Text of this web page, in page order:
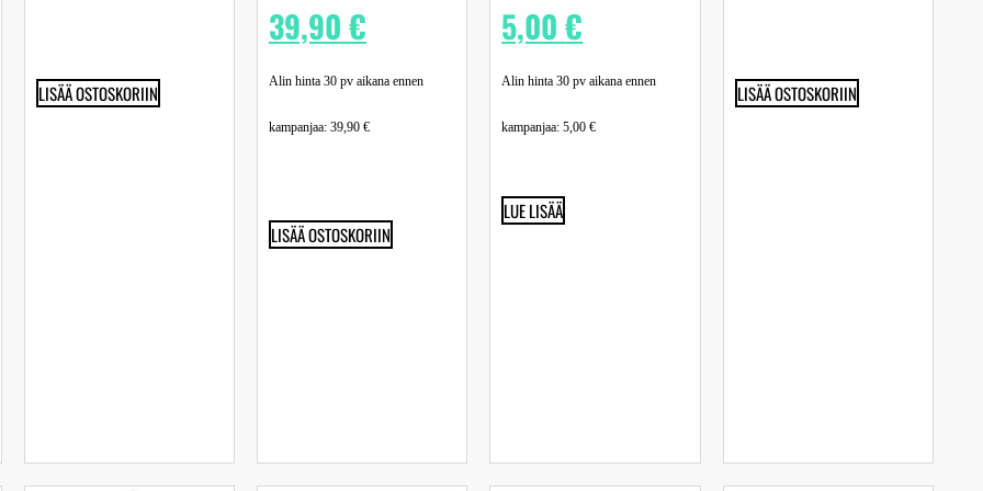
LISÄÄ OSTOSKORIIN
39,90€
Alin hinta 30 pv aikana ennen
kampanjaa: 39,90 €
LISÄÄ OSTOSKORIIN
5,00€
Alin hinta 30 pv aikana ennen
kampanjaa:5,00€
LUE LISÄÄ
LISÄÄ OSTOSKORIIN